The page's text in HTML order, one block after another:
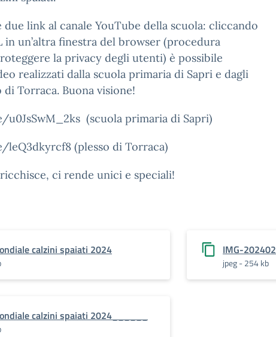
due link al canale YouTube della scuola: cliccando
in un’altra finestra del browser (procedura
la privacy degli utenti) è possibile
realizzati dalla scuola primaria di Sapri e dagli
Torraca. Buona visione!
(scuola primaria di Sapri)
(plesso di Torraca)
ci rende unici e speciali!
calzini spaiati 2024 IMG-
jpeg - 254 kb
calzini spaiati 2024______